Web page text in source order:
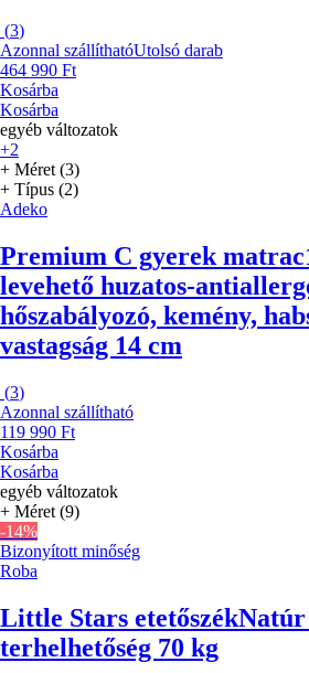
(3)
Azonnal szállíthatóUtolsó darab
464 990 Ft
Kosárba
Kosárba
egyéb változatok
+2
+ Méret (3)
+ Típus (2)
Adeko
Premium C gyerek matrac
levehető huzatos-
hőszabályozó, kemény,
vastagság 14 cm
(3)
Azonnal szállítható
119 990 Ft
Kosárba
Kosárba
egyéb változatok
+ Méret (9)
-14%
Bizonyított minőség
Roba
Little Stars etetőszékNatúr
terhelhetőség 70 kg